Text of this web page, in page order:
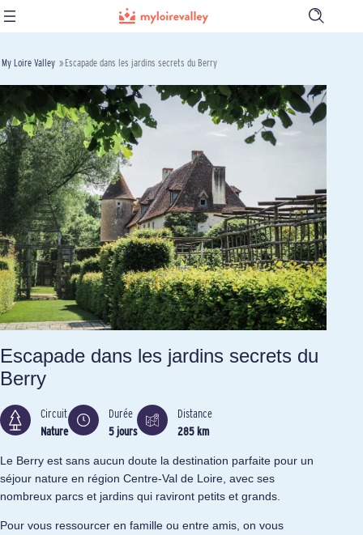
Ouvrir
la
My Loire Valley » Escapade dans les jardins secrets du Berry
Escapade dans les jardins secrets du
Berry
Circuit
Nature
Durée
5 jours
Distance
285 km
Le Berry est sans aucun doute la destination parfaite pour un
séjour nature en région Centre-Val de Loire, avec ses
nombreux parcs et jardins qui raviront petits et grands.
Pour vous ressourcer en famille ou entre amis, on vous